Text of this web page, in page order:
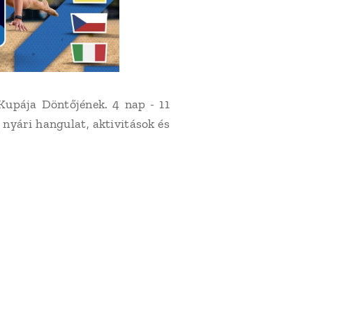
Döntőjének. 4 nap - 11
nyári hangulat, aktivitások és